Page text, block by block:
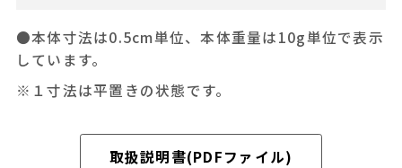
●本体寸法は0.5cm単位、本体重量は10g単位で表示
しています。
※１寸法は平置きの状態です。
取扱説明書(PDFファイル)